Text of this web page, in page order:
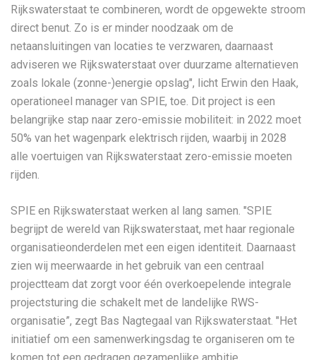
Rijkswaterstaat te combineren, wordt de opgewekte stroom
direct benut. Zo is er minder noodzaak om de
netaansluitingen van locaties te verzwaren, daarnaast
adviseren we Rijkswaterstaat over duurzame alternatieven
zoals lokale (zonne-)energie opslag″, licht Erwin den Haak,
operationeel manager van SPIE, toe. Dit project is een
belangrijke stap naar zero-emissie mobiliteit: in 2022 moet
50% van het wagenpark elektrisch rijden, waarbij in 2028
alle voertuigen van Rijkswaterstaat zero-emissie moeten
rijden.
SPIE en Rijkswaterstaat werken al lang samen. ″SPIE
begrijpt de wereld van Rijkswaterstaat, met haar regionale
organisatieonderdelen met een eigen identiteit. Daarnaast
zien wij meerwaarde in het gebruik van een centraal
projectteam dat zorgt voor één overkoepelende integrale
projectsturing die schakelt met de landelijke RWS-
organisatie”, zegt Bas Nagtegaal van Rijkswaterstaat. ″Het
initiatief om een samenwerkingsdag te organiseren om te